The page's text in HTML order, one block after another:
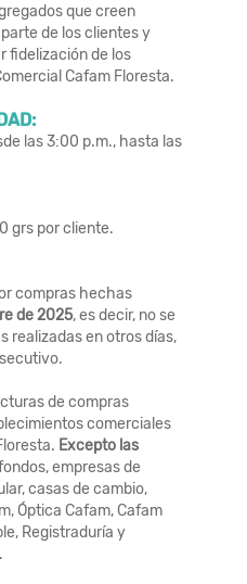
que creen
de los clientes y
fidelización de los
Cafam Floresta.
las 3:00 p.m., hasta las
grs por cliente.
compras hechas
de 2025, es decir, no se
realizadas en otros días,
de compras
comerciales
Excepto las
empresas de
casas de cambio,
Óptica Cafam, Cafam
Registraduría y